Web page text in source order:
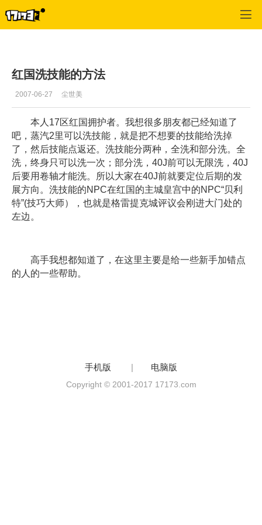
红国洗技能的方法
2007-06-27 尘世美
本人17区红国拥护者。我想很多朋友都已经知道了
吧，蒸汽2里可以洗技能，就是把不想要的技能给洗掉
了，然后技能点返还。洗技能分两种，全洗和部分洗。全
洗，终身只可以洗一次；部分洗，40J前可以无限洗，40J
后要用卷轴才能洗。所以大家在40J前就要定位后期的发
展方向。洗技能的NPC在红国的主城皇宫中的NPC“贝利
特”(技巧大师），也就是格雷提克城评议会刚进大门处的
左边。
高手我想都知道了，在这里主要是给一些新手加错点
的人的一些帮助。
手机版 | 电脑版
Copyright © 2001-2017 17173.com